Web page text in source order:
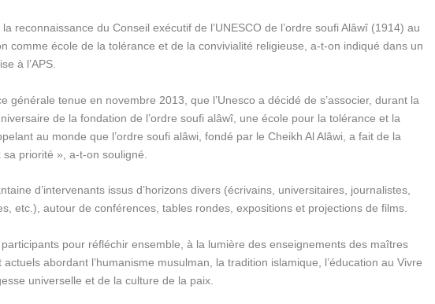
reconnaissance du Conseil exécutif de l’UNESCO de l’ordre soufi Alâwî (1914) au
comme école de la tolérance et de la convivialité religieuse, a-t-on indiqué dans un
à l’APS.
générale tenue en novembre 2013, que l’Unesco a décidé de s’associer, durant la
de la fondation de l’ordre soufi alâwî, une école pour la tolérance et la
au monde que l’ordre soufi alâwi, fondé par le Cheikh Al Alâwi, a fait de la
priorité », a-t-on souligné.
d’intervenants issus d’horizons divers (écrivains, universitaires, journalistes,
etc.), autour de conférences, tables rondes, expositions et projections de films.
pour réfléchir ensemble, à la lumière des enseignements des maîtres
abordant l’humanisme musulman, la tradition islamique, l’éducation au Vivre
universelle et de la culture de la paix.